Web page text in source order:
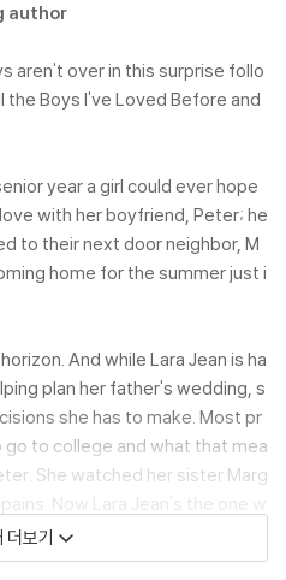
author
aren't over in this surprise follo
Boys I've Loved Before and
year a girl could ever hope
with her boyfriend, Peter; he
to their next door neighbor, M
home for the summer just i
And while Lara Jean is ha
plan her father's wedding, s
she has to make. Most pr
to college and what that mea
She watched her sister Marg
Now Lara Jean's the one w
and leaving for college and leav
boy she loves--behind.
더보기